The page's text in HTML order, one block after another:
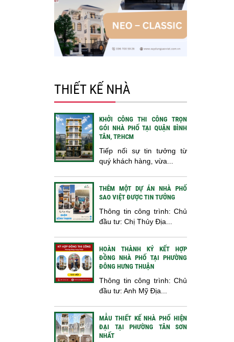
THIẾT KẾ NHÀ
KHỞI CÔNG THI CÔNG TRỌN
GÓI NHÀ PHỐ TẠI QUẬN BÌNH
TÂN, TP.HCM
Tiếp nối sự tin tưởng từ
quý khách hàng, vừa...
THÊM MỘT DỰ ÁN NHÀ PHỐ
SAO VIỆT ĐƯỢC TIN TƯỞNG
Thông tin công trình: Chủ
đầu tư: Chị Thủy Địa...
HOÀN THÀNH KÝ KẾT HỢP
ĐỒNG NHÀ PHỐ TẠI PHƯỜNG
ĐÔNG HƯNG THUẬN
Thông tin công trình: Chủ
đầu tư: Anh Mỹ Địa...
MẪU THIẾT KẾ NHÀ PHỐ HIỆN
ĐẠI TẠI PHƯỜNG TÂN SƠN
NHẤT